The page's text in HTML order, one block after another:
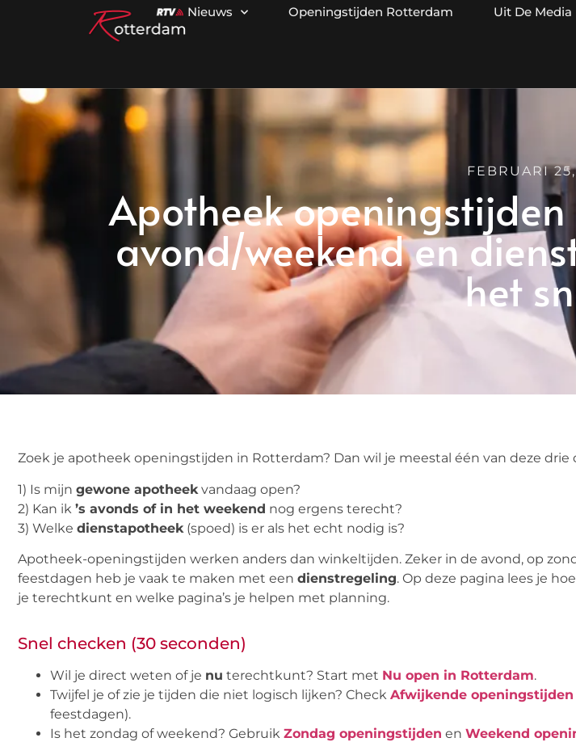
Nieuws Openingstijden Rotterdam Uit De Media
FEBRUARI
Apotheek
avond/weekend en
het
Zoek je apotheek openingstijden in Rotterdam? Dan wil je meestal één van deze
1) Is mijn gewone apotheek vandaag open?
2) Kan ik ’s avonds of in het weekend nog ergens terecht?
3) Welke dienstapotheek (spoed) is er als het echt nodig is?
Apotheek-openingstijden werken anders dan winkeltijden. Zeker in de avond, op
feestdagen heb je vaak te maken met een dienstregeling. Op deze pagina lees je
je terechtkunt en welke pagina’s je helpen met planning.
Snel checken (30 seconden)
Wil je direct weten of je nu terechtkunt? Start met Nu open in Rotterdam.
Twijfel je of zie je tijden die niet logisch lijken? Check Afwijkende openingstijden
feestdagen).
Is het zondag of weekend? Gebruik Zondag openingstijden en Weekend